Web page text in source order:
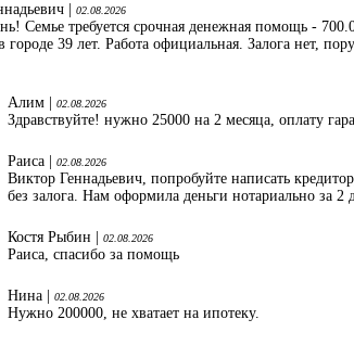
| 02.08.2026
Семье требуется срочная денежная помощь -
городе 39 лет. Работа официальная. Залога нет,
Алим |
02.08.2026
Здравствуйте! нужно 25000 на 2 месяца, оплату
Раиса | 02.08.2026
Виктор Геннадьевич, попробуйте написать
без залога. Нам оформила деньги нотариально за
Костя Рыбин | 02.08.2026
Раиса, спасибо за помощь
Нина | 02.08.2026
Нужно 200000, не хватает на ипотеку.